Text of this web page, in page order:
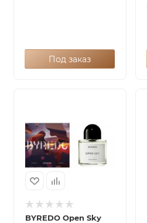
Под заказ
BYREDO Open Sky